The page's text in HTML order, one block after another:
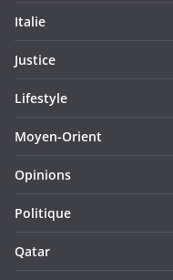
Italie
Justice
Lifestyle
Moyen-Orient
Opinions
Politique
Qatar